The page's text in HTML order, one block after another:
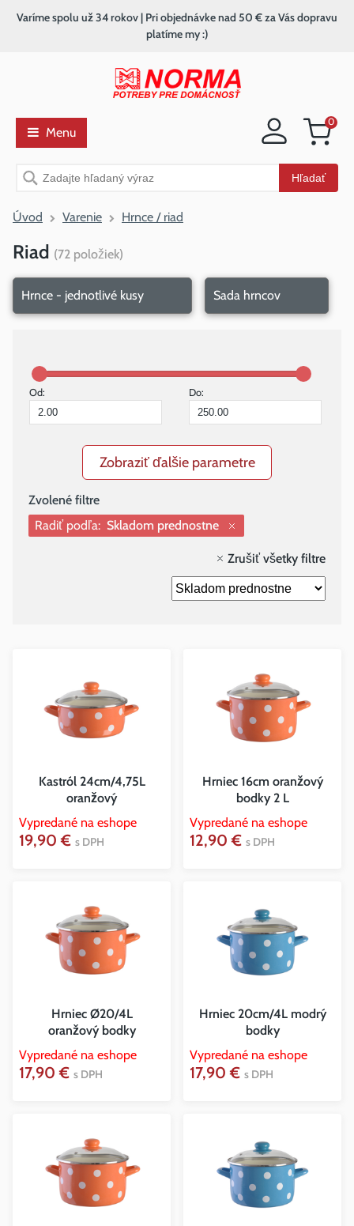
Nákupný
0
Vyhľadávanie Hľadať
Varíme spolu už 34 rokov | Pri objednávke nad 50 € za Vás dopravu
platíme my :)
Menu
Úvod Varenie Hrnce / riad
Riad (72 položiek)
Hrnce - jednotlivé kusy Sada hrncov
Od: Do:
Zobraziť ďalšie parametre
Radiť podľa: Skladom prednostne
Zrušiť všetky filtre
Kastról 24cm/4,75L
oranžový
Vypredané na eshope
19,90 € s DPH
Hrniec 16cm oranžový
bodky 2 L
Vypredané na eshope
12,90 € s DPH
Hrniec Ø20/4L
oranžový bodky
Vypredané na eshope
17,90 € s DPH
Hrniec 20cm/4L modrý
bodky
Vypredané na eshope
17,90 € s DPH